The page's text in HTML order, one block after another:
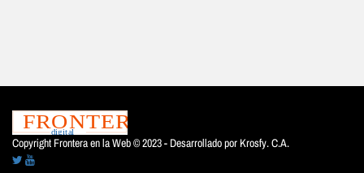
Copyright Frontera en la Web © 2023 - Desarrollado por Krosfy. C.A.